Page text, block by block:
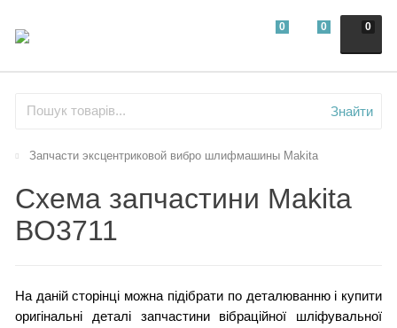
0
0 0
Знайти
Запчасти эксцентриковой вибро шлифмашины Makita
Схема запчастини Makita
BO3711
На даній сторінці можна підібрати по деталюванню і купити
оригінальні деталі запчастини вібраційної шліфувальної